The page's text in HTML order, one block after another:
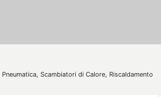
Scambiatori di Calore, Riscaldamento